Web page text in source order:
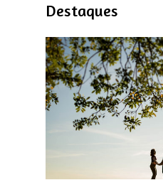
Destaques